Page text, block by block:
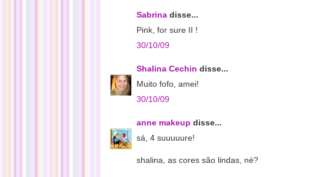
Sabrina disse...
Pink, for sure II !
30/10/09
Shalina Cechin disse...
Muito fofo, amei!
30/10/09
anne makeup disse...
sá, 4 suuuuure!
shalina, as cores são lindas, né?